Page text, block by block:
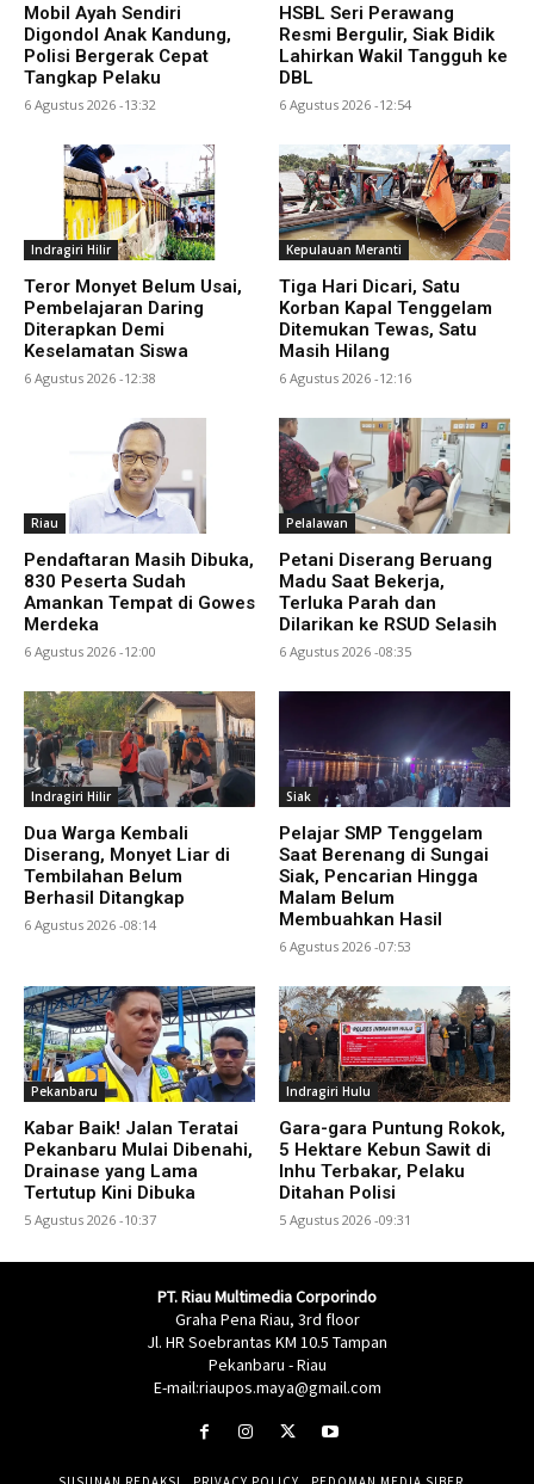
Mobil Ayah Sendiri
Digondol Anak Kandung,
Polisi Bergerak Cepat
Tangkap Pelaku
6 Agustus 2026 -13:32
HSBL Seri Perawang
Resmi Bergulir, Siak Bidik
Lahirkan Wakil Tangguh ke
DBL
6 Agustus 2026 -12:54
Indragiri Hilir
Teror Monyet Belum Usai,
Pembelajaran Daring
Diterapkan Demi
Keselamatan Siswa
6 Agustus 2026 -12:38
Kepulauan Meranti
Tiga Hari Dicari, Satu
Korban Kapal Tenggelam
Ditemukan Tewas, Satu
Masih Hilang
6 Agustus 2026 -12:16
Riau
Pendaftaran Masih Dibuka,
830 Peserta Sudah
Amankan Tempat di Gowes
Merdeka
6 Agustus 2026 -12:00
Pelalawan
Petani Diserang Beruang
Madu Saat Bekerja,
Terluka Parah dan
Dilarikan ke RSUD Selasih
6 Agustus 2026 -08:35
Indragiri Hilir
Dua Warga Kembali
Diserang, Monyet Liar di
Tembilahan Belum
Berhasil Ditangkap
6 Agustus 2026 -08:14
Siak
Pelajar SMP Tenggelam
Saat Berenang di Sungai
Siak, Pencarian Hingga
Malam Belum
Membuahkan Hasil
6 Agustus 2026 -07:53
Pekanbaru
Kabar Baik! Jalan Teratai
Pekanbaru Mulai Dibenahi,
Drainase yang Lama
Tertutup Kini Dibuka
5 Agustus 2026 -10:37
Indragiri Hulu
Gara-gara Puntung Rokok,
5 Hektare Kebun Sawit di
Inhu Terbakar, Pelaku
Ditahan Polisi
5 Agustus 2026 -09:31
PT. Riau Multimedia Corporindo
Graha Pena Riau, 3rd floor
Jl. HR Soebrantas KM 10.5 Tampan
Pekanbaru - Riau
E-mail:riaupos.maya@gmail.com